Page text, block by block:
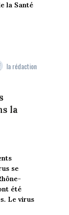
la Santé
la rédaction
la
se
été
Le virus